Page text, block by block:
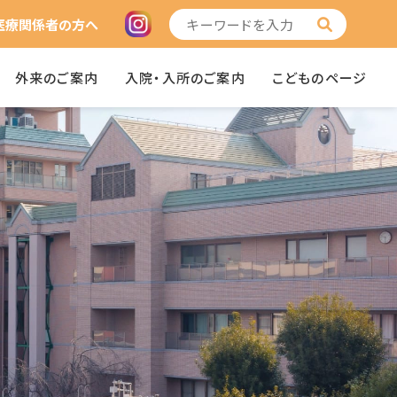
療関係者の方へ
外来のご案内 入院・入所のご案内 こどものページ